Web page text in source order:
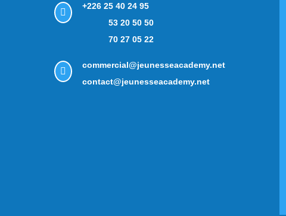

+226 25 40 24 95
53 20 50 50
70 27 05 22

commercial@jeunesseacademy.net
contact@jeunesseacademy.net